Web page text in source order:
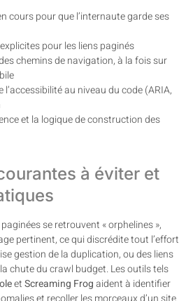
cours pour que l’internaute garde ses
pour les liens paginés
chemins de navigation, à la fois sur
l’accessibilité au niveau du code (ARIA,
et la logique de construction des
à éviter et
se retrouvent « orphelines »,
pertinent, ce qui discrédite tout l’effort
gestion de la duplication, ou des liens
chute du crawl budget. Les outils tels
etScreaming Frogaident à identifier